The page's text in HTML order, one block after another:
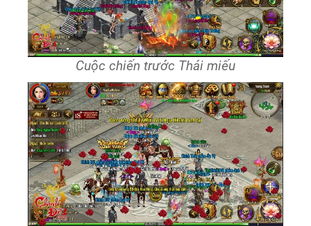
Cuộc chiến trước Thái miếu